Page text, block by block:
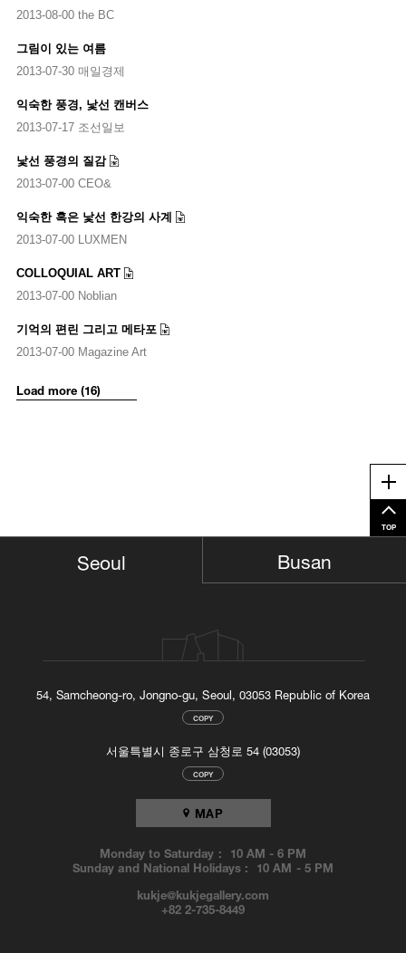
2013-08-00 the BC
그림이 있는 여름
2013-07-30 매일경제
익숙한 풍경, 낯선 캔버스
2013-07-17 조선일보
낯선 풍경의 질감
2013-07-00 CEO&
익숙한 혹은 낯선 한강의 사계
2013-07-00 LUXMEN
COLLOQUIAL ART
2013-07-00 Noblian
기억의 편린 그리고 메타포
2013-07-00 Magazine Art
Load more (16)
TOP
Seoul
54, Samcheong-ro, Jongno-gu, Seoul, 03053 Republic of Korea
COPY
서울특별시 종로구 삼청로 54 (03053)
COPY
MAP
Monday to Saturday : 10 AM -6 PM
Sunday and National Holidays : 10 AM -5 PM
kukje@kukjegallery.com
+82 2-735-8449
Busan